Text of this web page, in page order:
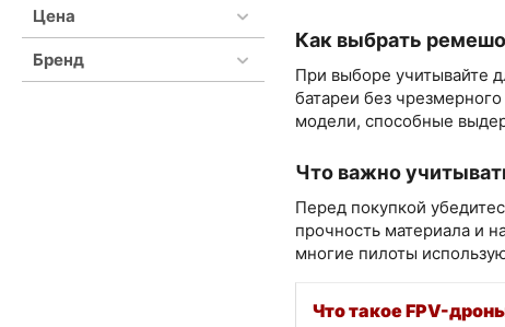
Цена
Бренд
Как выбрать
При выборе учитывайте
батареи без
модели, способные
Что важно
Перед покупкой
прочность материала и
многие пилоты
Что такое FPV-